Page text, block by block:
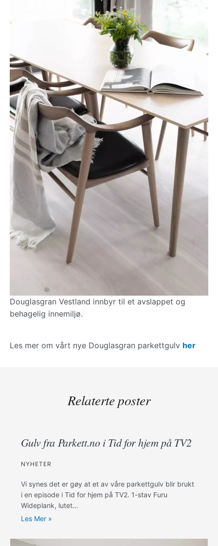
Douglasgran Vestland innbyr til et avslappet og
behagelig innemiljø.
Les mer om vårt nye Douglasgran parkettgulv her
Relaterte poster
Gulv fra Parkett.no i Tid for hjem på TV2
NYHETER
Vi synes det er gøy at et av våre parkettgulv blir brukt
i en episode i Tid for hjem på TV2. 1-stav Furu
Wideplank, lutet…
Les Mer »